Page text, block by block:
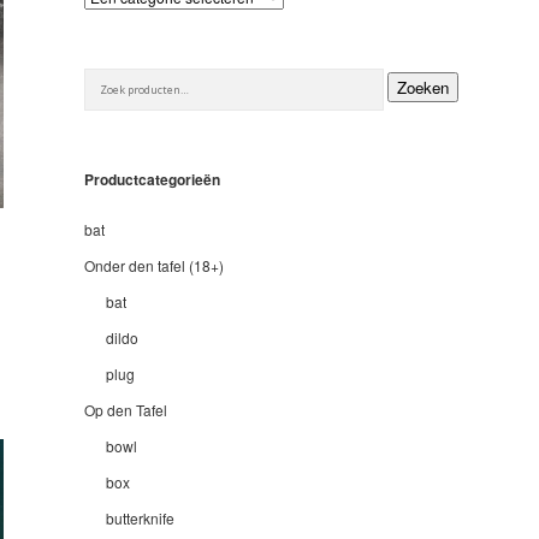
naar:
Zoeken
Productcategorieën
bat
Onder den tafel (18+)
bat
dildo
plug
Op den Tafel
bowl
box
butterknife